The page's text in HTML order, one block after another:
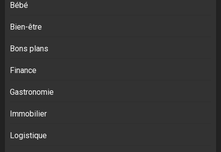
Bébé
Bien-être
Bons plans
Finance
Gastronomie
Immobilier
Logistique